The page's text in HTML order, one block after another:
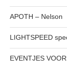
APOTH – Nelson
LIGHTSPEED
EVENTJES